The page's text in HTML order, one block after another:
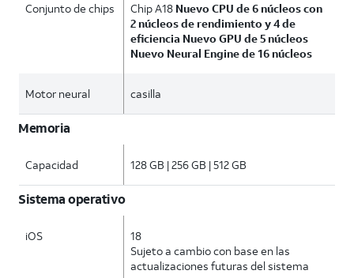
Conjunto de chips Chip A18 Nuevo CPU de 6 núcleos con
2 núcleos de rendimiento y 4 de
eficiencia Nuevo GPU de 5 núcleos
Nuevo Neural Engine de 16 núcleos
Motor neural casilla
Memoria
Capacidad 128 GB | 256 GB | 512 GB
Sistema operativo
iOS
18
Sujeto a cambio con base en las
actualizaciones futuras del sistema